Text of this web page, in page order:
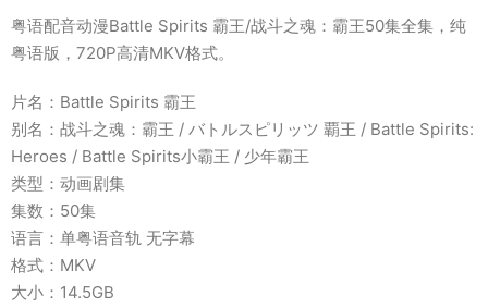
粤语配音动漫Battle Spirits 霸王/战斗之魂：霸王50集全集，纯
粤语版，720P高清MKV格式。
片名：Battle Spirits 霸王
别名：战斗之魂：霸王 / バトルスピリッツ 覇王 / Battle Spirits:
Heroes / Battle Spirits小霸王 / 少年霸王
类型：动画剧集
集数：50集
语言：单粤语音轨 无字幕
格式：MKV
大小：14.5GB